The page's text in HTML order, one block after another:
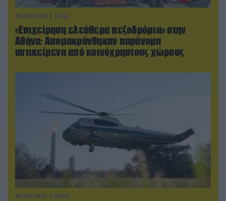
06.08.2026 | 14:02
«Επιχείρηση ελεύθερα πεζοδρόμια» στην
Αθήνα: Απομακρύνθηκαν παράνομα
αντικείμενα από κοινόχρηστους χώρους
06.08.2026 | 09:02